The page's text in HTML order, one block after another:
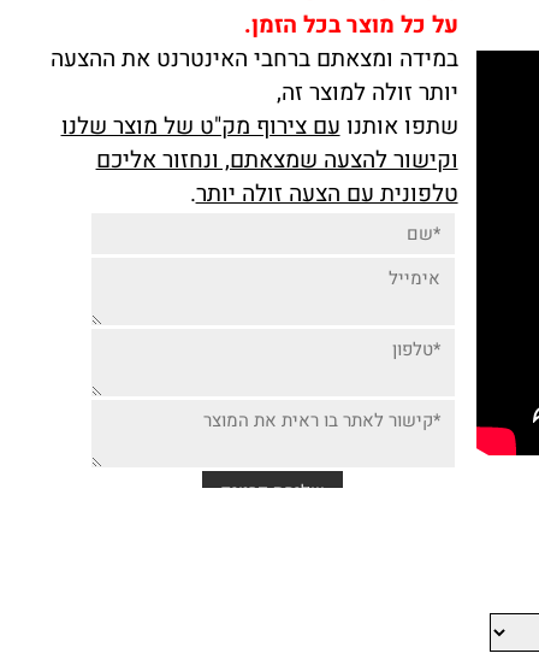
סיטי ספורט משתדלת לתת מחירים נמוכים
על כל מוצר בכל הזמן.
במידה ומצאתם ברחבי האינטרנט את ההצעה
יותר זולה למוצר זה,
שתפו אותנועם צירוף מק"ט של מוצר שלנו
וקישור להצעה שמצאתם, ונחזור אליכם
טלפונית עם הצעה זולה יותר